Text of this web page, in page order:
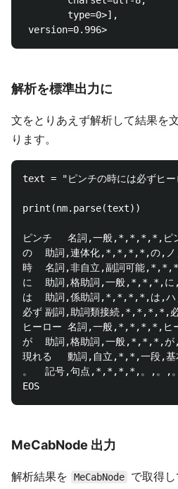
        type=0>],
解析を標準出力に
文をとりあえず解析して結果を
ります。
text = "ピンチの時には必ずヒー
print(nm.parse(text))
ピンチ	名詞,一般,*,*,*,*,ピンチ,ピンチ,ピンチ
の	助詞,連体化,*,*,*,*,の,ノ,ノ
時	名詞,非自立,副詞可能,*,*,*,時,トキ,トキ
に	助詞,格助詞,一般,*,*,*,に,ニ,ニ
は	助詞,係助詞,*,*,*,*,は,ハ,ワ
必ず	副詞,助詞類接続,*,*,*,*,必ず,カナラズ,カナラズ
ヒーロー	名詞,一般,*,*,*,*,ヒーロー,ヒーロー,ヒーロー
が	助詞,格助詞,一般,*,*,*,が,ガ,ガ
現れる	動詞,自立,*,*,一段,基本形,現れる,アラワレル,アラワレル
。	記号,句点,*,*,*,*,。,。,。
MeCabNode 出力
解析結果を MeCabNode
で取得